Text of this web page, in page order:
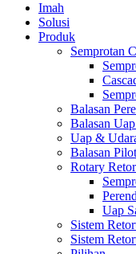
Imah
Solusi
Produk
Semprotan
Balasan
Balasan
Uap &
Balasan Pilot
Rotary
Uap
Sistem
Sistem